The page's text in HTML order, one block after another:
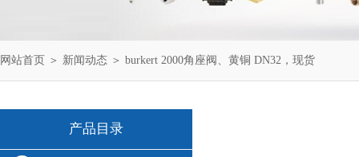
网站首页 ＞ 新闻动态 ＞ burkert 2000角座阀、黄铜 DN32，现货
产品目录